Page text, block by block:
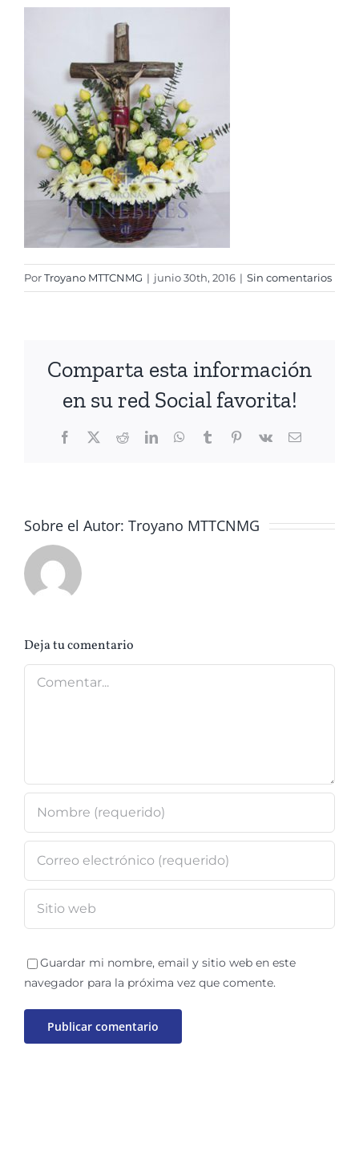
Cruces
Medallones
Cubre cajas
Ramos
Mensajes
Carrito
PorTroyano MTTCNMG | junio 30th, 2016 | Sin comentarios
Comparta esta información
en su red Social favorita!
Facebook
X RedditLinkedInWhatsApp
TumblrPinterest
Vk
Correo
Sobre el Autor: Troyano MTTCNMG
Deja tu comentario
Guardar mi nombre, email y sitio web en este
navegador para la próxima vez que comente.